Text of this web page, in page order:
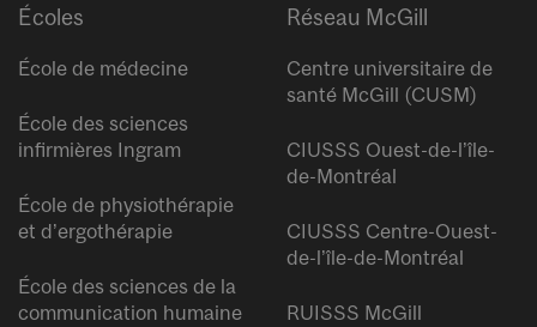
Écoles
École de médecine
École des sciences
infirmières Ingram
École de physiothérapie
et d’ergothérapie
École des sciences de la
communication humaine
Réseau McGill
Centre universitaire de
santé McGill (CUSM)
CIUSSS Ouest-de-l’île-
de-Montréal
CIUSSS Centre-Ouest-
de-l’île-de-Montréal
RUISSS McGill